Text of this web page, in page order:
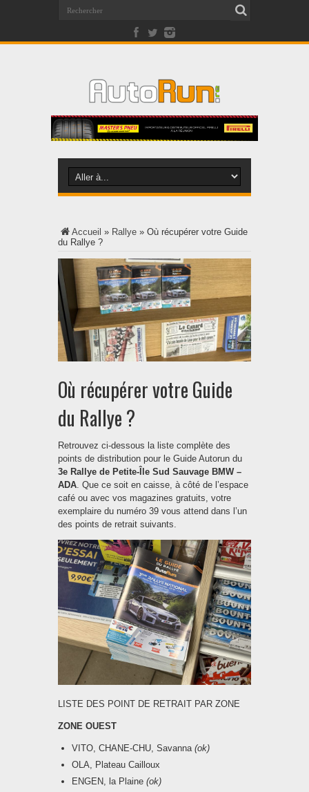
Accueil » Rallye » Où récupérer votre Guide
du Rallye ?
Où récupérer votre Guide
du Rallye ?
Retrouvez ci-dessous la liste complète des
points de distribution pour le Guide Autorun du
3e Rallye de Petite-Île Sud Sauvage BMW –
ADA. Que ce soit en caisse, à côté de l’espace
café ou avec vos magazines gratuits, votre
exemplaire du numéro 39 vous attend dans l’un
des points de retrait suivants.
LISTE DES POINT DE RETRAIT PAR ZONE
ZONE OUEST
VITO, CHANE-CHU, Savanna (ok)
OLA, Plateau Cailloux
ENGEN, la Plaine (ok)